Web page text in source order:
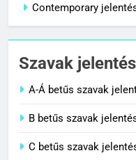
1
C
C
Contemporary
Szavak
A-Á betűs szavak
B betűs szavak
C betűs szavak